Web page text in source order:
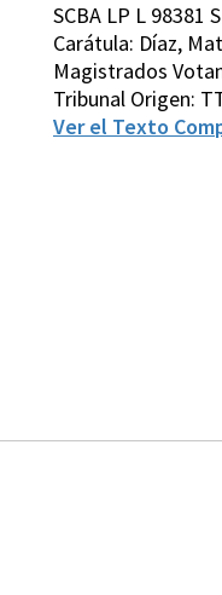
SCBA LP L 98381
Carátula: Díaz,
Magistrados
Tribunal Origen:
Ver el Texto